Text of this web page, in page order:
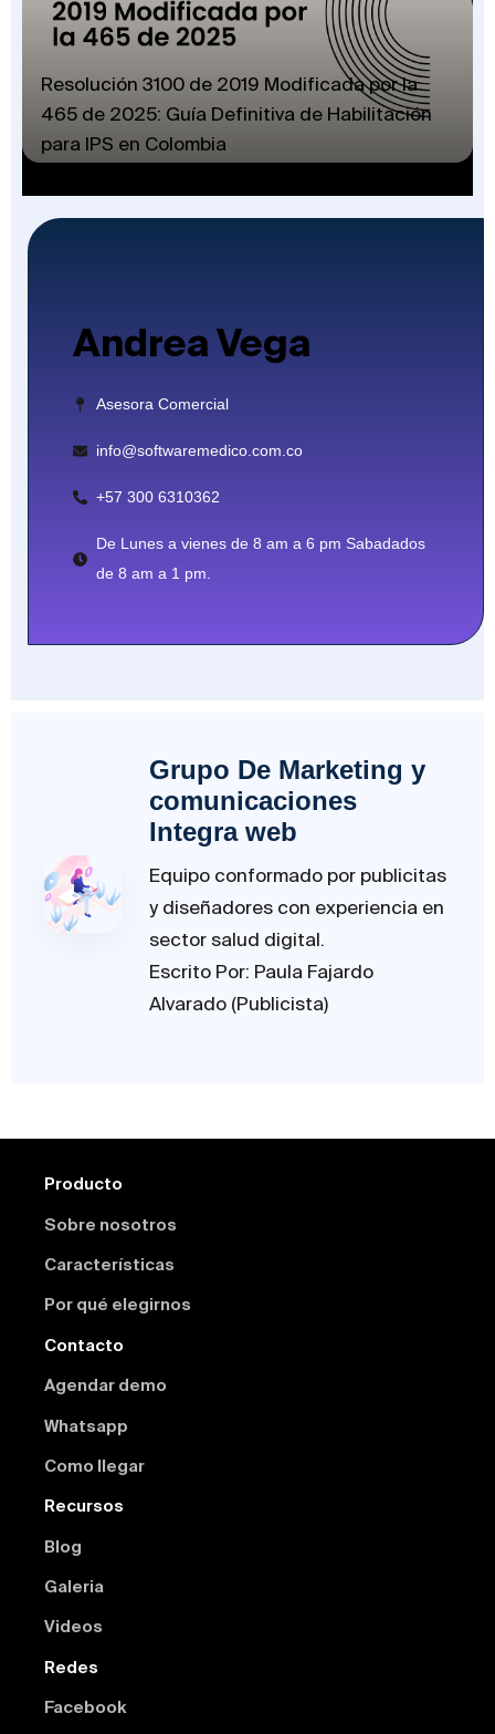
Resolución 3100 de 2019 Modificada por la
465 de 2025: Guía Definitiva de Habilitación
para IPS en Colombia
Andrea Vega
Asesora Comercial
info@softwaremedico.com.co
+57 300 6310362
De Lunes a vienes de 8 am a 6 pm Sabadados
de 8 am a 1 pm.
Grupo De Marketing y
comunicaciones
Integra web
Equipo conformado por publicitas
y diseñadores con experiencia en
sector salud digital.
Escrito Por: Paula Fajardo
Alvarado (Publicista)
Producto
Sobre nosotros
Características
Por qué elegirnos
Contacto
Agendar demo
Whatsapp
Como llegar
Recursos
Blog
Galeria
Videos
Redes
Facebook